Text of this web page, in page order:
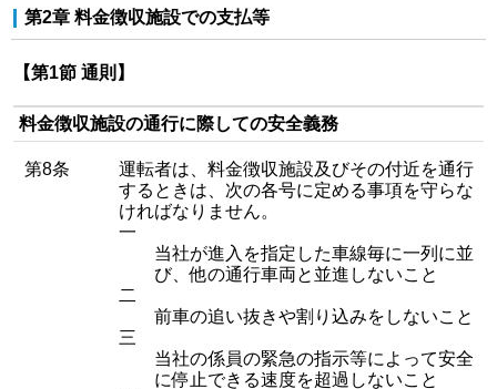
第2章 料金徴収施設での支払等
【第1節 通則】
料金徴収施設の通行に際しての安全義務
第8条
運転者は、料金徴収施設及びその付近を通行
するときは、次の各号に定める事項を守らな
ければなりません。
一
当社が進入を指定した車線毎に一列に並
び、他の通行車両と並進しないこと
二
前車の追い抜きや割り込みをしないこと
三
当社の係員の緊急の指示等によって安全
に停止できる速度を超過しないこと